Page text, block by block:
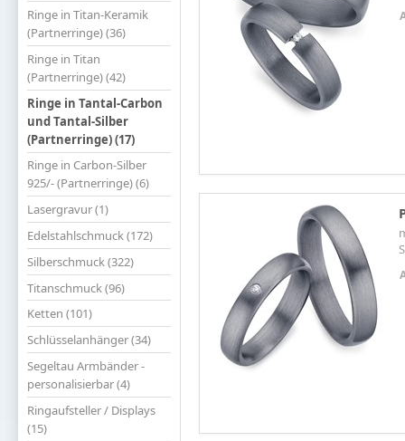
Ringe in Titan-Keramik
(Partnerringe) (36)
Ringe in Titan
(Partnerringe) (42)
Ringe in Tantal-Carbon
und Tantal-Silber
(Partnerringe) (17)
Ringe in Carbon-Silber
925/- (Partnerringe) (6)
Lasergravur (1)
Edelstahlschmuck (172)
Silberschmuck (322)
Titanschmuck (96)
Ketten (101)
Schlüsselanhänger (34)
Segeltau Armbänder -
personalisierbar (4)
Ringaufsteller / Displays
(15)